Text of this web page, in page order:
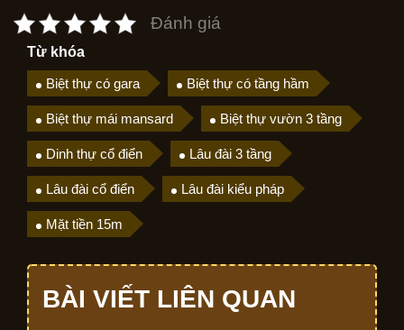
Đánh giá
Từ khóa
Biệt thự có gara Biệt thự có tầng hầm
Biệt thự mái mansard Biệt thự vườn 3 tầng
Dinh thự cổ điển Lâu đài 3 tầng
Lâu đài cổ điển Lâu đài kiểu pháp
Mặt tiền 15m
BÀI VIẾT LIÊN QUAN